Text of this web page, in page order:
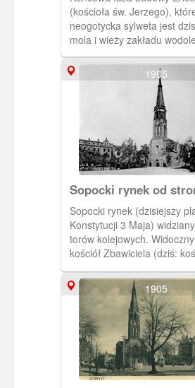
(kościoła św. Jerzego),
neogotycka sylweta jest
mola i wieży zakładu
– jednym z najlepiej
symboli Sopotu. 1900 r., BG PAN.
[IDX:1978,1246]
1905
Sopocki rynek od
kolejowych
Sopocki rynek (dzisiejszy
Konstytucji 3 Maja)
torów kolejowych.
kościół Zbawiciela (dziś:
1905